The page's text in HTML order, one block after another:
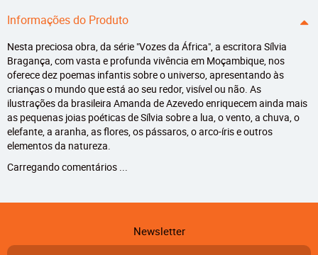
Informações do Produto
Nesta preciosa obra, da série "Vozes da África", a escritora Sílvia
Bragança, com vasta e profunda vivência em Moçambique, nos
oferece dez poemas infantis sobre o universo, apresentando às
crianças o mundo que está ao seu redor, visível ou não. As
ilustrações da brasileira Amanda de Azevedo enriquecem ainda mais
as pequenas joias poéticas de Sílvia sobre a lua, o vento, a chuva, o
elefante, a aranha, as flores, os pássaros, o arco-íris e outros
elementos da natureza.
Carregando comentários ...
Newsletter